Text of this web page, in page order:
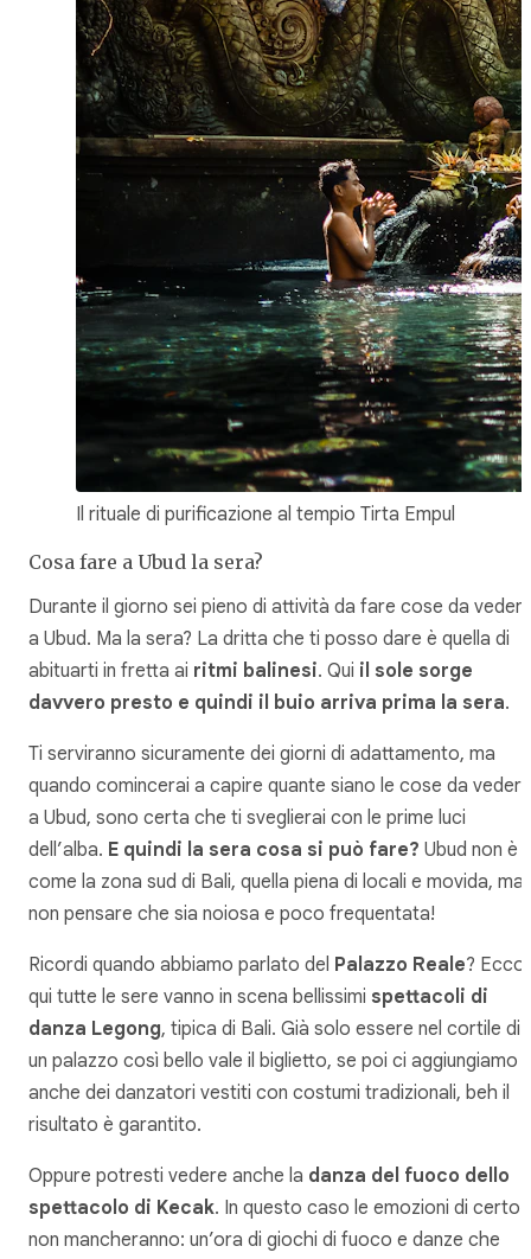
Il rituale di purificazione al tempio Tirta Empul
Cosa fare a Ubud la sera?
Durante il giorno sei pieno di attività da fare cose da
a Ubud. Ma la sera? La dritta che ti posso dare è quella di
abituarti in fretta ai ritmi balinesi. Qui il sole sorge
davvero presto e quindi il buio arriva prima la sera.
Ti serviranno sicuramente dei giorni di adattamento, ma
quando comincerai a capire quante siano le cose da vedere
a Ubud, sono certa che ti sveglierai con le prime luci
dell’alba. E quindi la sera cosa si può fare? Ubud non è
come la zona sud di Bali, quella piena di locali e movida, ma
non pensare che sia noiosa e poco frequentata!
Ricordi quando abbiamo parlato del Palazzo Reale? Ecco,
qui tutte le sere vanno in scena bellissimi spettacoli di
danza Legong, tipica di Bali. Già solo essere nel cortile di
un palazzo così bello vale il biglietto, se poi ci aggiungiamo
anche dei danzatori vestiti con costumi tradizionali, beh il
risultato è garantito.
Oppure potresti vedere anche la danza del fuoco dello
spettacolo di Kecak. In questo caso le emozioni di certo
non mancheranno: un’ora di giochi di fuoco e danze che